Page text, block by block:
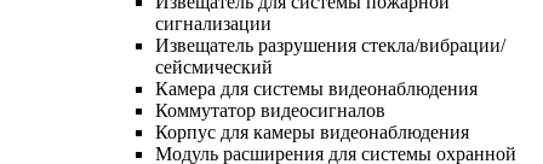
сигнализации
Извещатель разрушения стекла/вибрации/
сейсмический
Камера для системы видеонаблюдения
Коммутатор видеосигналов
Корпус для камеры видеонаблюдения
Модуль расширения для системы охранной